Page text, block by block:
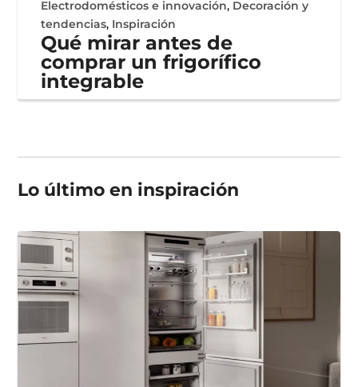
Electrodomésticos e innovación, Decoración y
tendencias, Inspiración
Qué mirar antes de
comprar un frigorífico
integrable
Lo último en inspiración